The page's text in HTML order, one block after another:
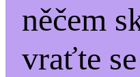
něčem
vraťte